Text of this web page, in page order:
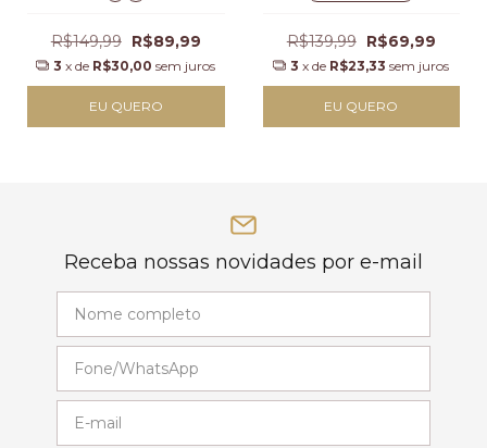
R$149,99 R$89,99
3 x de R$30,00 sem juros
EU QUERO
R$139,99 R$69,99
3 x de R$23,33 sem juros
EU QUERO
Receba nossas novidades por e-mail